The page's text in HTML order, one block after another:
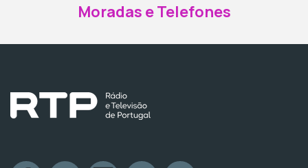
Moradas e Telefones